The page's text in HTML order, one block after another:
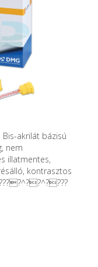
akrilát bázisú
nem
illatmentes,
kontrasztos